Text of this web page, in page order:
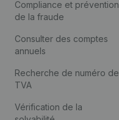
Compliance et prévention
de la fraude
Consulter des comptes
annuels
Recherche de numéro de
TVA
Vérification de la